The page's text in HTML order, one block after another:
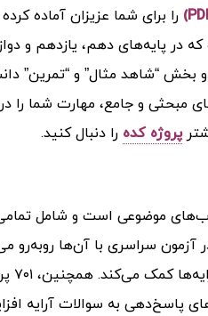
را برای شما عزیزان آماده
پایه‌های دهم، یازدهم و
“شاهد مثال” و “تمرین”
قالب آزمون‌های مبحثی و جامع، مهارت
پروژه کده را دنبال کنید.
موضوعی است و شامل
آزمون سراسری با آن‌ها روبه‌رو
شامل دو
پاسخ‌دهی به سوالات آرایه